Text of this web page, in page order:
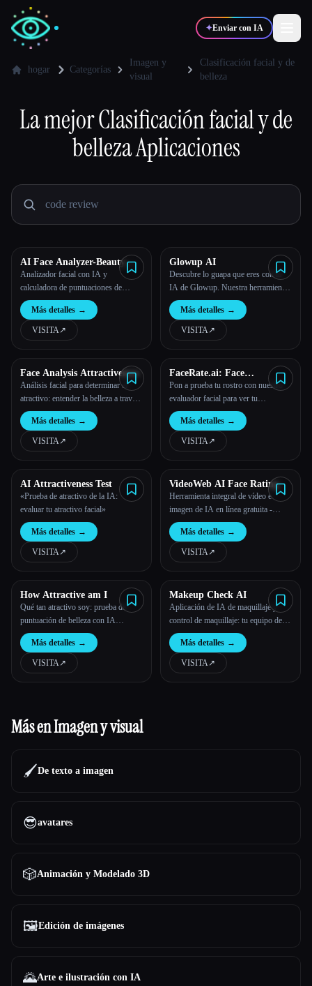
✦Enviar con IA
Desarrolladores 📈Marketers
🎓 Estudiantes
Blog
Comparar herramientas
Todas las categorías
Acerca de
Esc
hogar Categorías
Imagen y
visual
Clasificación facial y de
belleza
La mejorClasificación facial y de
bellezaAplicaciones
AI Face Analyzer-Beauty
Score Calculator
Analizador facial con IA y
calculadora de puntuaciones de
belleza
Más detalles →
VISITA↗︎
Glowup AI
Descubre lo guapa que eres con la
IA de Glowup. Nuestra herramienta
es tu guía de belleza personalizada
para la IA.
Más detalles →
VISITA↗︎
Face Analysis Attractiveness
Análisis facial para determinar el
atractivo: entender la belleza a través
de la tecnología
Más detalles →
VISITA↗︎
FaceRate.ai: Face
Attractiveness Test and
Analysis Tool
Pon a prueba tu rostro con nuestro
evaluador facial para ver tu
puntuación de atractivo y obtener
orientación científica para mejorar tus
rasgos.
Más detalles →
VISITA↗︎
AI Attractiveness Test
«Prueba de atractivo de la IA:
evaluar tu atractivo facial»
Más detalles →
VISITA↗︎
VideoWeb AI Face Rating
Herramienta integral de vídeo e
imagen de IA en línea gratuita -
VideoWeb AI
Más detalles →
VISITA↗︎
How Attractive am I
Qué tan atractivo soy: prueba de
puntuación de belleza con IA
[actualización 2026]
Más detalles →
VISITA↗︎
Makeup Check AI
Aplicación de IA de maquillaje y
control de maquillaje: tu equipo de
belleza de IA
Más detalles →
VISITA↗︎
Más en Imagen y visual
🖌️De texto a imagen
😎avatares
🎲Animación y Modelado 3D
🖼️Edición de imágenes
🌄Arte e ilustración con IA